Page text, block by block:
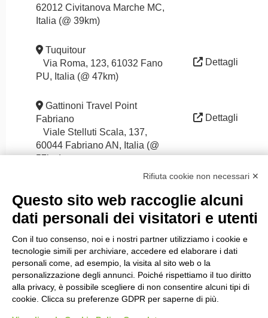
62012 Civitanova Marche MC,
Italia (@ 39km)
Tuquitour
Via Roma, 123, 61032 Fano
PU, Italia (@ 47km)
Dettagli
Gattinoni Travel Point
Fabriano
Viale Stelluti Scala, 137,
60044 Fabriano AN, Italia (@
57km)
Dettagli
Rete sociale
Rifiuta cookie non necessari ✕
Questo sito web raccoglie alcuni
dati personali dei visitatori e utenti
Con il tuo consenso, noi e i nostri partner utilizziamo i cookie e
tecnologie simili per archiviare, accedere ed elaborare i dati
personali come, ad esempio, la visita al sito web o la
personalizzazione degli annunci. Poiché rispettiamo il tuo diritto
alla privacy, è possibile scegliere di non consentire alcuni tipi di
cookie. Clicca su preferenze GDPR per saperne di più.